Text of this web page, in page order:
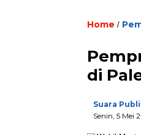
Home /
di
Suara
Senin, 5 Mei